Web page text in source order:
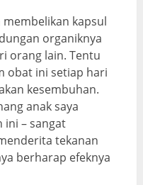
membelikan kapsul
organiknya
orang lain. Tentu
obat ini setiap hari
kesembuhan.
anak saya
ini – sangat
tekanan
berharap efeknya